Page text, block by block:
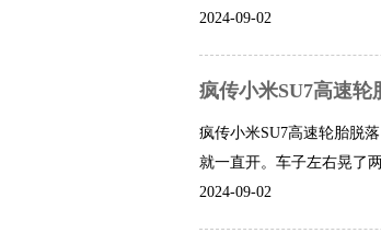
2024-09-02
疯传小米SU7高速轮
疯传小米SU7高速轮胎脱
就一直开。车子左右晃了
2024-09-02